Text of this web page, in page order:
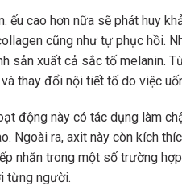
cao hơn nữa sẽ phát huy
cũng như tự phục hồi.
sản xuất cả sắc tố melanin.
thay đổi nội tiết tố do việc
động này có tác dụng làm
Ngoài ra, axit này còn kích
nhăn trong một số trường
từng người.